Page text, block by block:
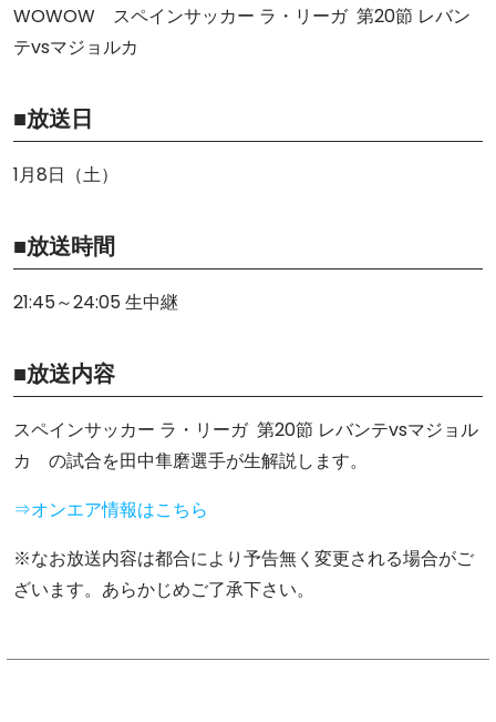
WOWOW スペインサッカー ラ・リーガ 第20節 レバン
テvsマジョルカ
■放送日
1月8日（土）
■放送時間
21:45～24:05 生中継
■放送内容
スペインサッカー ラ・リーガ 第20節 レバンテvsマジョル
カ の試合を田中隼磨選手が生解説します。
⇒オンエア情報はこちら
※なお放送内容は都合により予告無く変更される場合がご
ざいます。あらかじめご了承下さい。